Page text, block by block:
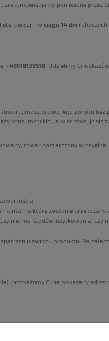
zrekompensujemy poniesione
decyzji i w ciągu 14 dni
+48518139518 . Udzielimy Ci
masz prawo jego zwrotu
konsumenckiej, a więc stosuje
towar dostarczony w
konta, na które zostanie przekazany
nie nosi śladów użytkowania, czy
zwrotu produktu. Na
przekażemy Ci na wskazany